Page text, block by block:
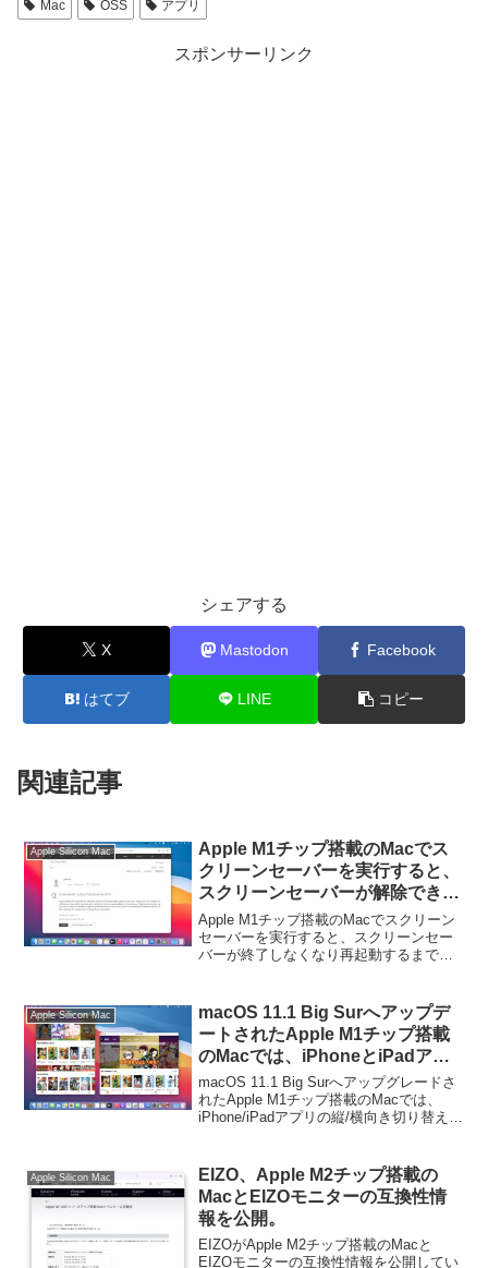
Mac OSS アプリ
スポンサーリンク
シェアする
X Mastodon Facebook
はてブ LINE コピー
関連記事
Apple Silicon Mac
Apple M1チップ搭載のMacでス
クリーンセーバーを実行すると、
スクリーンセーバーが解除できな
くなり再起動するまでMacから締
め出される不具合。
Apple M1チップ搭載のMacでスクリーン
セーバーを実行すると、スクリーンセー
バーが終了しなくなり再起動するまで
Apple Silicon Mac
macOS 11.1 Big Surへアップデ
ートされたApple M1チップ搭載
のMacでは、iPhoneとiPadアプ
リで縦/横向き切り替えやフルス
クリーン表示が可能に。
macOS 11.1 Big Surへアップグレードさ
れたApple M1チップ搭載のMacでは、
iPhone/iPadアプリの縦/横向き切り替えが
Apple Silicon Mac
EIZO、Apple M2チップ搭載の
MacとEIZOモニターの互換性情
報を公開。
EIZOがApple M2チップ搭載のMacと
EIZOモニターの互換性情報を公開してい